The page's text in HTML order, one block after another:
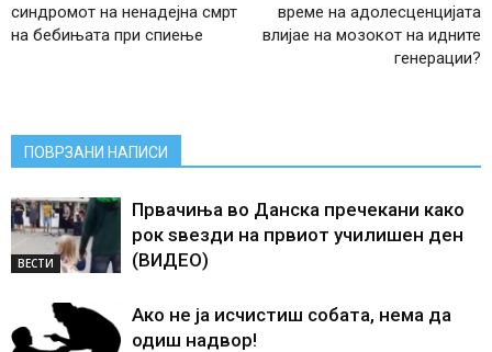
синдромот на ненадејна смрт
на бебињата при спиење
време на адолесценцијата
влијае на мозокот на идните
генерации?
ПОВРЗАНИ НАПИСИ
ВЕСТИ
Првачиња во Данска пречекани како
рок sвезди на првиот училишен ден
(ВИДЕО)
Ако не ја исчистиш собата, нема да
одиш надвор!